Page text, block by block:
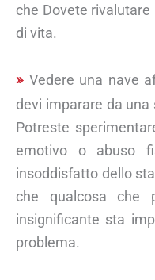
che Dovete
di vita.
Vedere una nave
devi imparare da
Potreste
emotivo o abuso
insoddisfatto dello
che qualcosa che
insignificante sta
problema.